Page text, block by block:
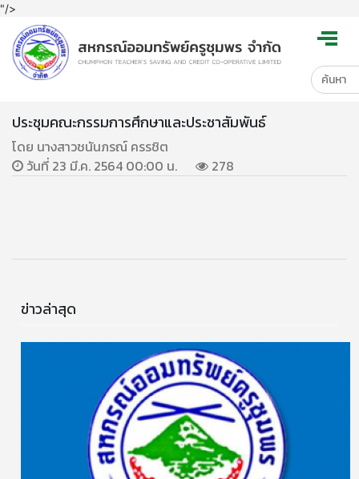
"/>
ประชุมคณะกรรมการศึกษาและประชาสัมพันธ์
โดย นางสาวชนันภรณ์ ครรชิต
วันที่ 23 มี.ค. 2564 00:00 น.
278
ข่าวล่าสุด